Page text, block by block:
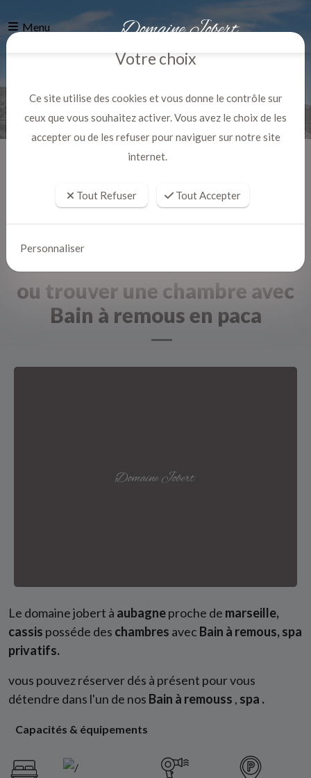
Menu
ou trouver une chambre avec
Bain à remous en paca
Le domaine jobert à aubagneproche de marseille,
cassis posséde des chambres avec Bain à remous, spa
privatifs.
vous pouvez réserver dés à présent pour vous
détendre dans l'un de nos Bain à remouss , spa .
Capacités & équipements
Votre choix
Ce site utilise des cookies et vous donne le contrôle sur
ceux que vous souhaitez activer. Vous avez le choix de les
accepter ou de les refuser pour naviguer sur notre site
internet.
Tout Refuser Tout Accepter
Personnaliser